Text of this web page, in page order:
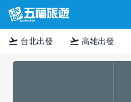
flight_takeoff 台北出發 flight_takeoff 高雄出發